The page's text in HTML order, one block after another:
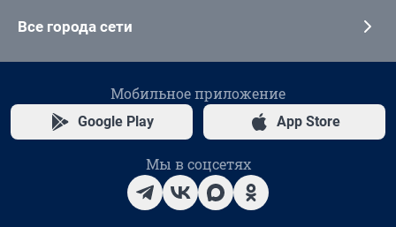
Все города сети
Мобильное приложение
Google Play App Store
Мы в соцсетях